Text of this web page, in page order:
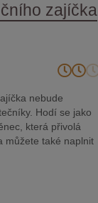
zajíčka
nebude
Hodí se jako
která přivolá
můžete také naplnit